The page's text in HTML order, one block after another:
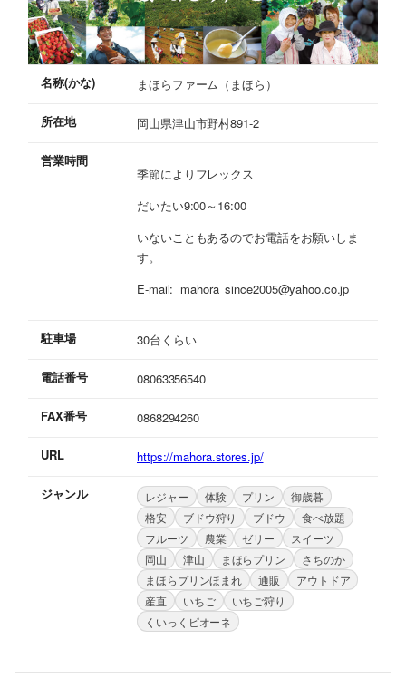
名称(かな) まほらファーム（まほら）
所在地 岡山県津山市野村891-2
営業時間
季節によりフレックス
だいたい9:00～16:00
いないこともあるのでお電話をお願いしま
す。
E-mail: mahora_since2005@yahoo.co.jp
駐車場 30台くらい
電話番号 08063356540
FAX番号 0868294260
URL https://mahora.stores.jp/
ジャンル レジャー 体験 プリン
御歳暮
格安
ブドウ狩り ブドウ
食べ放題
フルーツ
農業 ゼリー
スイーツ
岡山
津山 まほらプリン
さちのか
まほらプリンほまれ
通販
アウトドア
産直
いちご
いちご狩り
くいっくピオーネ